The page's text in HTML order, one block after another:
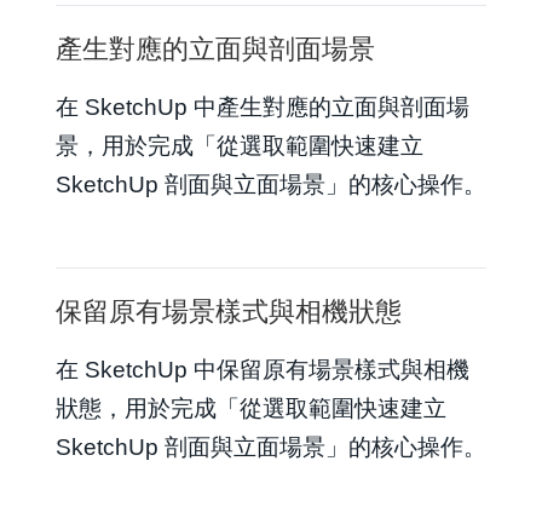
產生對應的立面與剖面場景
在 SketchUp 中產生對應的立面與剖面場
景，用於完成「從選取範圍快速建立
SketchUp 剖面與立面場景」的核心操作。
保留原有場景樣式與相機狀態
在 SketchUp 中保留原有場景樣式與相機
狀態，用於完成「從選取範圍快速建立
SketchUp 剖面與立面場景」的核心操作。